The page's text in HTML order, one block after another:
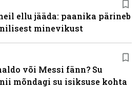
ellu jääda: paanika pärineb
minevikust
või Messi fänn? Su
mõndagi su isiksuse kohta